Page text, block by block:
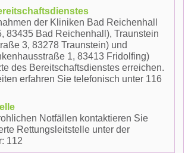
der Kliniken Bad Reichenhall
83435 Bad Reichenhall), Traunstein
3, 83278 Traunstein) und
1, 83413 Fridolfing)
des Bereitschaftsdienstes erreichen.
erfahren Sie telefonisch unter 116
Notfällen kontaktieren Sie
Rettungsleitstelle unter der
112